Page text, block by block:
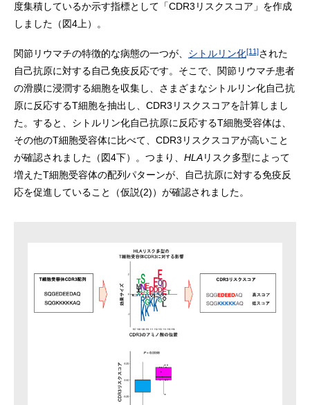
度集積しているか示す指標として「CDR3リスクスコア」を作成
しました（図4上）。
関節リウマチの特徴的な病態の一つが、 シトルリン化[11]された
自己抗原に対する自己免疫反応です。そこで、関節リウマチ患者
の滑膜に浸潤する細胞を収集し、さまざまなシトルリン化自己抗
原に反応するT細胞を抽出し、CDR3リスクスコアを計算しまし
た。すると、シトルリン化自己抗原に反応するT細胞受容体は、
その他のT細胞受容体に比べて、CDR3リスクスコアが高いこと
が確認されました（図4下）。つまり、 HLAリスク多型によって
増えたT細胞受容体の配列パターンが、自己抗原に対する免疫反
応を促進していること（仮説(2)）が確認されました。